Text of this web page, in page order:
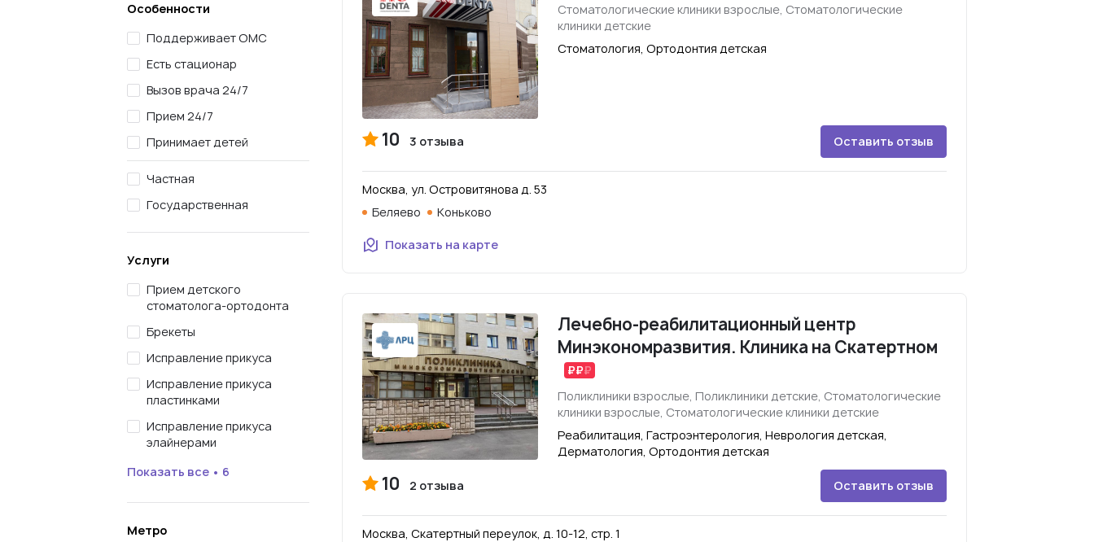
Особенности
Поддерживает ОМС
Есть стационар
Вызов врача 24/7
Прием 24/7
Принимает детей
Частная
Государственная
Услуги
Прием детского
стоматолога-ортодонта
Брекеты
Исправление прикуса
Исправление прикуса
пластинками
Исправление прикуса
элайнерами
Показать все • 6
Метро
Стоматологические клиники взрослые, Стоматологические
клиники детские
Стоматология, Ортодонтия детская
10 3 отзыва Оставить отзыв
Москва, ул. Островитянова д. 53
Беляево
Коньково
Показать на карте
Лечебно-реабилитационный центр
Минэкономразвития. Клиника на Скатертном
Поликлиники взрослые, Поликлиники детские, Стоматологические
клиники взрослые, Стоматологические клиники детские
Реабилитация, Гастроэнтерология, Неврология детская,
Дерматология, Ортодонтия детская
10 2 отзыва Оставить отзыв
Москва, Скатертный переулок, д. 10-12, стр. 1